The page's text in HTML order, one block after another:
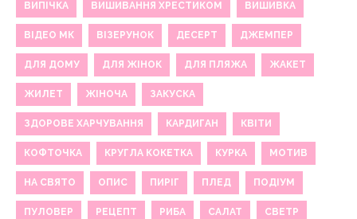
ВИПІЧКА ВИШИВАННЯ ХРЕСТИКОМ ВИШИВКА
ВІДЕО МК ВІЗЕРУНОК ДЕСЕРТ ДЖЕМПЕР
ДЛЯ ДОМУ ДЛЯ ЖІНОК ДЛЯ ПЛЯЖА ЖАКЕТ
ЖИЛЕТ ЖІНОЧА ЗАКУСКА
ЗДОРОВЕ ХАРЧУВАННЯ КАРДИГАН КВІТИ
КОФТОЧКА КРУГЛА КОКЕТКА КУРКА МОТИВ
НА СВЯТО ОПИС ПИРІГ ПЛЕД ПОДІУМ
ПУЛОВЕР РЕЦЕПТ РИБА САЛАТ СВЕТР